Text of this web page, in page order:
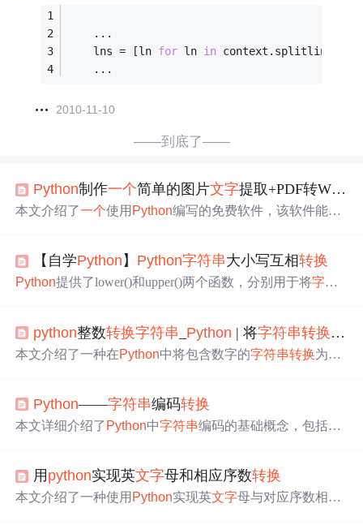
    ...
    lns = [ln
for ln in context.splitlines()
    ...
2010-11-10
——到底了——
Python制作一个简单的图片文字提取+PDF转WORD的软件
本文介绍了一个使用 Python编写的免费软件，该软件能够
两种图形界面实现方式。最后，文章详细介绍了如何使用p
yinstaller进行程序打包，以便在其他设备上运行。
【自学Python 】 Python字符串大小写互相转换
Python提供了lower()和upper()两个函数，分别用于将字符
不改变中文，只转换英文字符。这两个函数在处理字符串
格式化时非常实用。
python整数转换字符串 Python | 将字符串转换为
本文介绍了一种在Python中将包含数字的字符串转换为整
Python——字符串编码转换
本文详细介绍了 Python中字符串编码的基础概念，包括AS
重要性，如文件处理、网络通信和多语言应用中的应用。
用 python实现英文字母和相应序数转换
本文介绍了一种使用 Python实现英文字母与对应序数相互